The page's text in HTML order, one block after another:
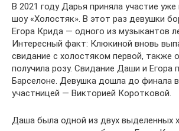
В 2021 году Дарья приняла участие
шоу «Холостяк». В этот раз девушки
Егора Крида — одного из музыкантов
Интересный факт: Клюкиной вновь
свидание с холостяком первой, также
получила розу. Свидание Даши и Егора
Барселоне. Девушка дошла до финала
участницей — Викторией Коротковой.
Даша была одной из двух выделенных